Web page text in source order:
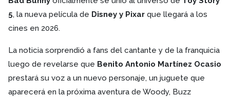
5, la nueva película de Disney y Pixar que llegará a los
cines en 2026.
La noticia sorprendió a fans del cantante y de la franquicia
luego de revelarse que Benito Antonio Martínez Ocasio
prestará su voz a un nuevo personaje, un juguete que
aparecerá en la próxima aventura de Woody, Buzz